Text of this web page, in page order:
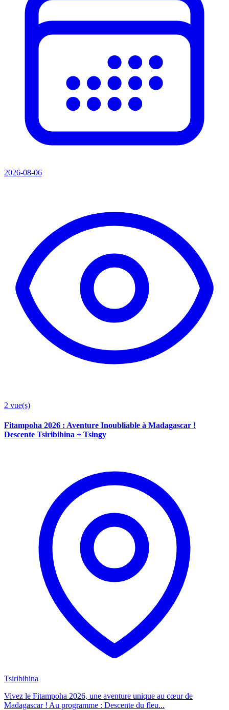
2026-08-06
2 vue(s)
Fitampoha 2026 : Aventure Inoubliable à Madagascar !
Descente Tsiribihina + Tsingy
Tsiribihina
Vivez le Fitampoha 2026, une aventure unique au cœur de
Madagascar ! Au programme : Descente du fleu...